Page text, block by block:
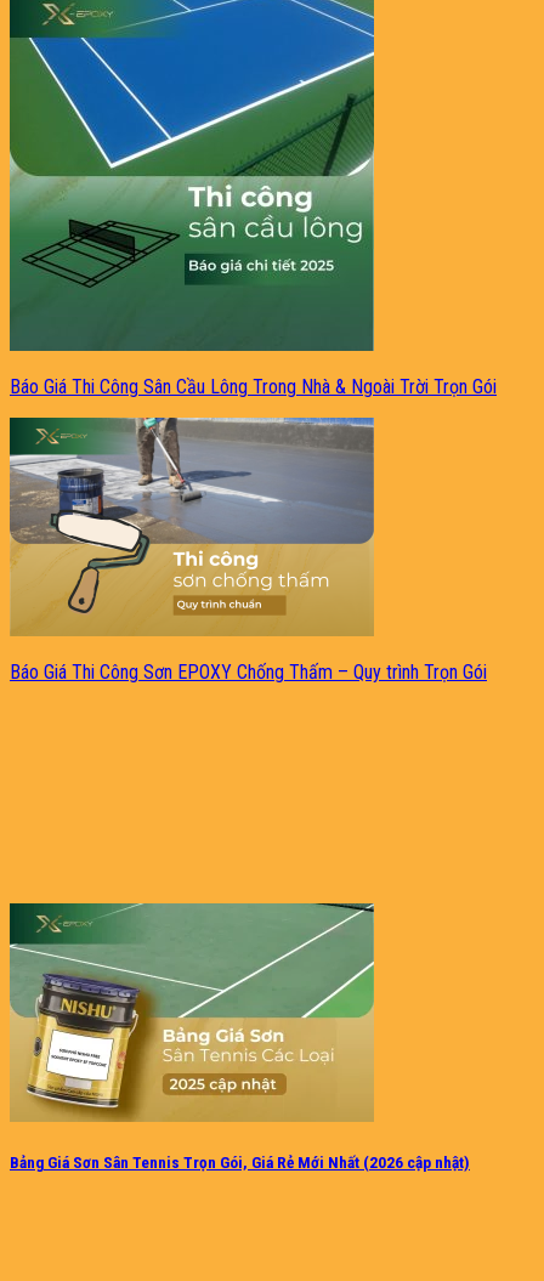
Báo Giá Thi Công Sân Cầu Lông Trong Nhà & Ngoài Trời Trọn Gói
Báo Giá Thi Công Sơn EPOXY Chống Thấm – Quy trình Trọn Gói
Bảng Giá Sơn Sân Tennis Trọn Gói, Giá Rẻ Mới Nhất (2026 cập nhật)